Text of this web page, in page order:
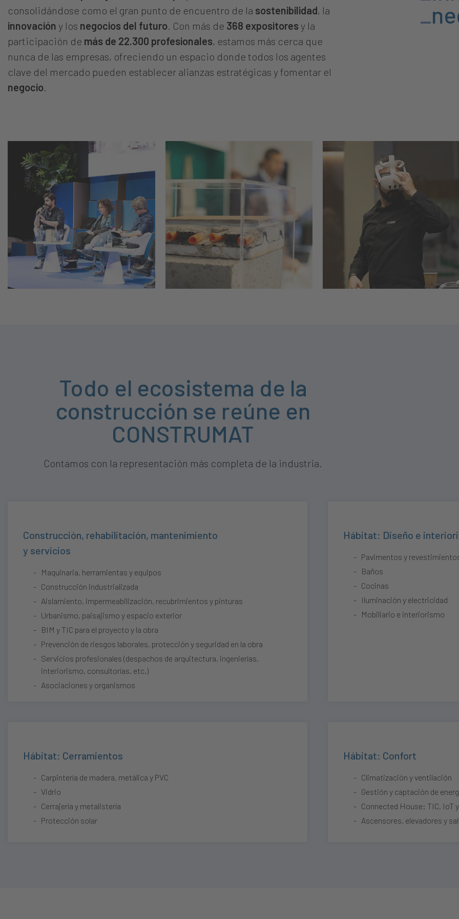
consolidándose como el gran punto de encuentro de la sostenibilidad, la
innovación y los negocios del futuro. Con más de 368 expositores y la
participación de más de 22.300 profesionales, estamos más cerca que
nunca de las empresas, ofreciendo un espacio donde todos los agentes
clave del mercado pueden establecer alianzas estratégicas y fomentar el
negocio.
_
Todo el ecosistema de la
construcción se reúne en
CONSTRUMAT
Contamos con la representación más completa de la industria.
Construcción, rehabilitación, mantenimiento
y servicios
Maquinaria, herramientas y equipos
Construcción industrializada
Aislamiento, impermeabilización, recubrimientos y pinturas
Urbanismo, paisajismo y espacio exterior
BIM y TIC para el proyecto y la obra
Prevención de riesgos laborales, protección y seguridad en la obra
Servicios profesionales (despachos de arquitectura, ingenierías,
interiorismo, consultorías, etc.)
Asociaciones y organismos
Hábitat: Diseño e
Pavimentos y
Baños
Cocinas
Iluminación y electricidad
Mobiliario e interiorismo
Hábitat: Cerramientos
Carpintería de madera, metálica y PVC
Vidrio
Cerrajería y metalistería
Protección solar
Hábitat: Confort
Climatización y ventilación
Gestión y captación de
Connected House: TIC, IoT
Ascensores, elevadores y